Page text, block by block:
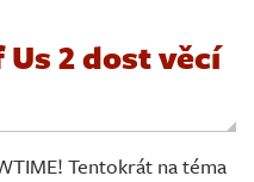
2 dost věcí
Tentokrát na téma